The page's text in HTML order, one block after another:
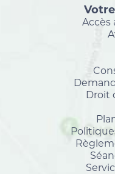
Accès
Droit